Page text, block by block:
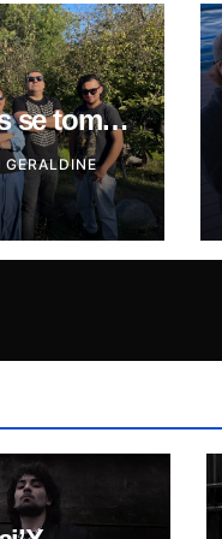
se toma
oficial de
del
GERALDINE